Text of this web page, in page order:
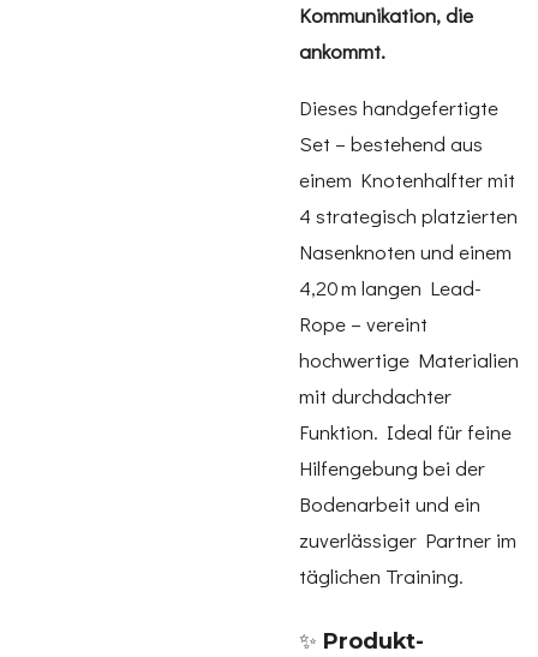
Kommunikation, die
ankommt.
Dieses handgefertigte
Set – bestehend aus
einem Knotenhalfter mit
4 strategisch platzierten
Nasenknoten und einem
4,20 m langen Lead-
Rope – vereint
hochwertige Materialien
mit durchdachter
Funktion. Ideal für feine
Hilfengebung bei der
Bodenarbeit und ein
zuverlässiger Partner im
täglichen Training.
✨ Produkt-